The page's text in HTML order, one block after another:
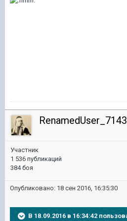
Участник
1 536 публикаций
384 боя
Опубликовано: 18 сен 2016, 16:35:30
В 18.09.2016 в 16:34:42